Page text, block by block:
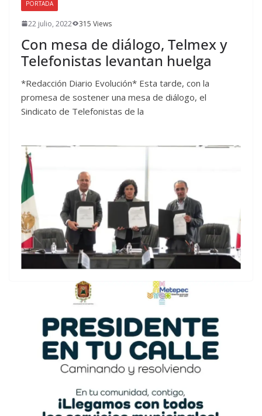
PORTADA
22 julio, 2022 315 Views
Con mesa de diálogo, Telmex y
Telefonistas levantan huelga
*Redacción Diario Evolución* Esta tarde, con la
promesa de sostener una mesa de diálogo, el
Sindicato de Telefonistas de la